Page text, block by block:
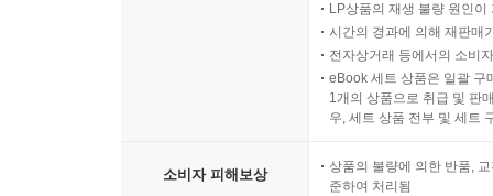
LP상품의 재생 불량 원인
시간의 경과에 의해 재판매
전자상거래 등에서의 소비
eBook 세트 상품은 일괄 구
1개의 상품으로 취급 및 판
우, 세트 상품 전부 및 세트
소비자 피해보상
상품의 불량에 의한 반품,
준하여 처리됨